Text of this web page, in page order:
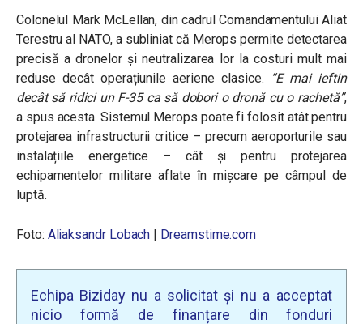
Colonelul Mark McLellan, din cadrul Comandamentului Aliat
Terestru al NATO, a subliniat că Merops permite detectarea
precisă a dronelor și neutralizarea lor la costuri mult mai
reduse decât operațiunile aeriene clasice.
“E mai ieftin
decât să ridici un F-35 ca să dobori o dronă cu o rachetă”,
a spus acesta. Sistemul Merops poate fi folosit atât pentru
protejarea infrastructurii critice – precum aeroporturile sau
instalațiile energetice – cât și pentru protejarea
echipamentelor militare aflate în mișcare pe câmpul de
luptă.
Foto: Aliaksandr Lobach | Dreamstime.com
Echipa Biziday nu a solicitat și nu a acceptat
nicio formă de finanțare din fonduri